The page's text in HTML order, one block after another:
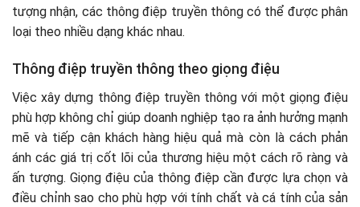
tượng nhận, các thông điệp truyền thông có thể được phân
loại theo nhiều dạng khác nhau.
Thông điệp truyền thông theo giọng điệu
Việc xây dựng thông điệp truyền thông với một giọng điệu
phù hợp không chỉ giúp doanh nghiệp tạo ra ảnh hưởng mạnh
mẽ và tiếp cận khách hàng hiệu quả mà còn là cách phản
ánh các giá trị cốt lõi của thương hiệu một cách rõ ràng và
ấn tượng. Giọng điệu của thông điệp cần được lựa chọn và
điều chỉnh sao cho phù hợp với tính chất và cá tính của sản